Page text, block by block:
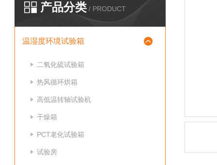
产品分类 / PRODUCT
温湿度环境试验箱
二氧化硫试验箱
热风循环烘箱
高低温转轴试验机
干燥箱
PCT老化试验箱
试验房